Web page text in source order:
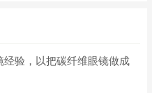
验，以把碳纤维眼镜做成